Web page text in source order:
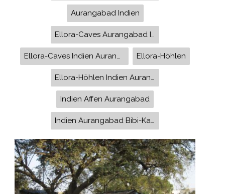
Aurangabad Indien
Ellora-Höhlen
Indien Affen Aurangabad